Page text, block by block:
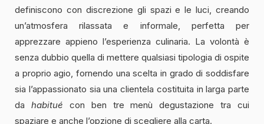
definiscono con discrezione gli spazi e le luci, creando
un’atmosfera rilassata e informale, perfetta per
apprezzare appieno l’esperienza culinaria. La volontà è
senza dubbio quella di mettere qualsiasi tipologia di ospite
a proprio agio, fornendo una scelta in grado di soddisfare
sia l’appassionato sia una clientela costituita in larga parte
da habitué con ben tre menù degustazione tra cui
spaziare e anche l’opzione di scegliere alla carta.